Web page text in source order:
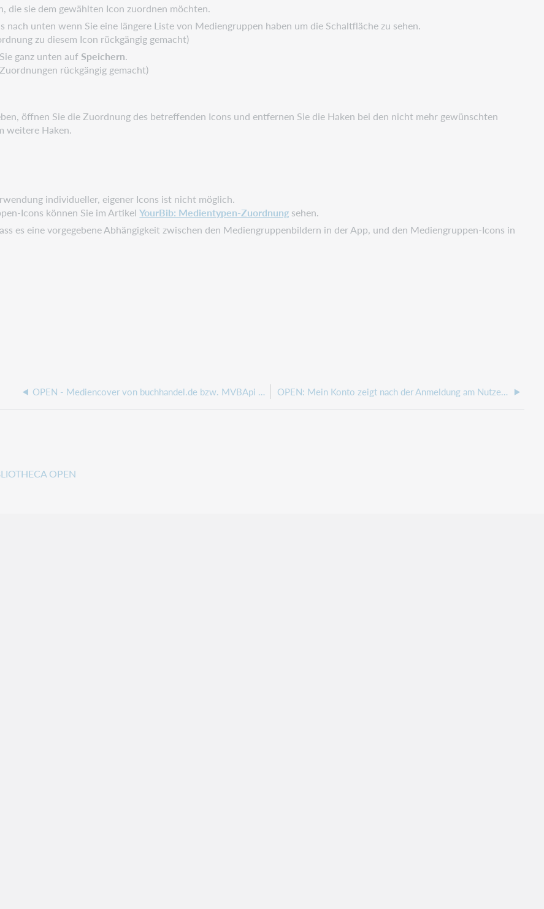
die sie dem gewählten Icon zuordnen möchten.
nach unten wenn Sie eine längere Liste von Mediengruppen haben um die Schaltfläche zu sehen.
zu diesem Icon rückgängig gemacht)
ganz unten auf Speichern.
rückgängig gemacht)
öffnen Sie die Zuordnung des betreffenden Icons und entfernen Sie die Haken bei den nicht mehr gewünschten
weitere Haken.
individueller, eigener Icons ist nicht möglich.
Icons können Sie im ArtikelYourBib: Medientypen-Zuordnung sehen.
es eine vorgegebene Abhängigkeit zwischen den Mediengruppenbildern in der App, und den Mediengruppen-Icons in
OPEN - Mediencover von buchhandel.de bzw. MVBApi aktivieren OPEN: Mein Konto zeigt nach der Anmeldung am Nutzerkonto nur eine leere Seite
OPEN